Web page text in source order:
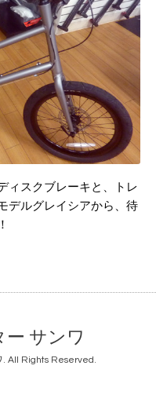
ィスクブレーキと、トレ
デルグレイシアから、待
サンワ
. All Rights Reserved.